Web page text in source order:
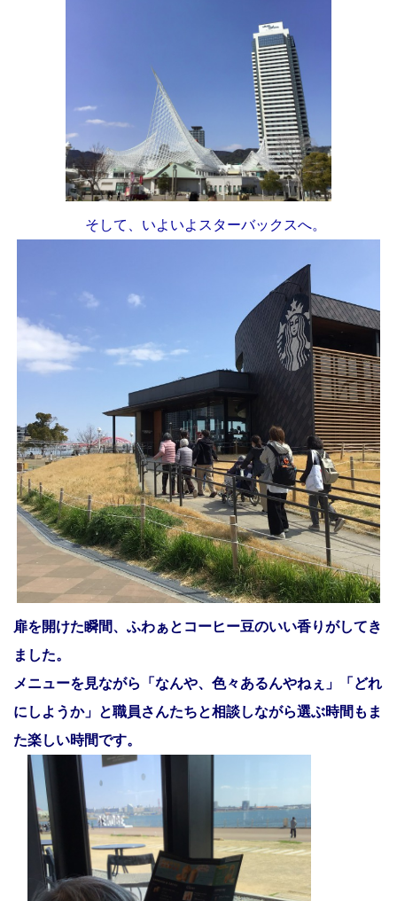
そして、いよいよスターバックスへ。
扉を開けた瞬間、ふわぁとコーヒー豆のいい香りがしてき
ました。
メニューを見ながら「なんや、色々あるんやねぇ」「どれ
にしようか」と職員さんたちと相談しながら選ぶ時間もま
た楽しい時間です。